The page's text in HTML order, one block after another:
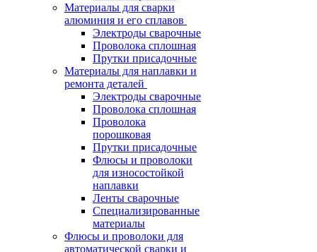
Материалы для сварки
алюминия и его сплавов
Электроды сварочные
Проволока сплошная
Прутки присадочные
Материалы для наплавки и
ремонта деталей
Электроды сварочные
Проволока сплошная
Проволока
порошковая
Прутки присадочные
Флюсы и проволоки
для износостойкой
наплавки
Ленты сварочные
Специализированные
материалы
Флюсы и проволоки для
автоматической сварки и